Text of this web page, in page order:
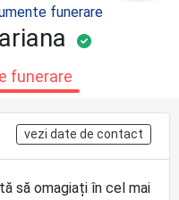
funerare
funerare
vezi date de contact
să omagiați în cel mai